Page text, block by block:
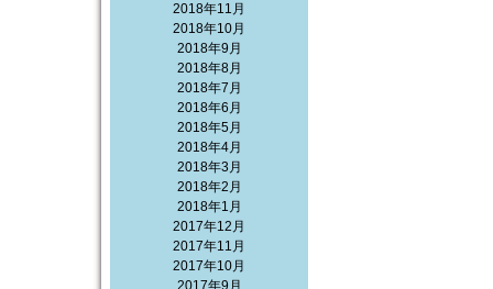
2018年11月
2018年10月
2018年9月
2018年8月
2018年7月
2018年6月
2018年5月
2018年4月
2018年3月
2018年2月
2018年1月
2017年12月
2017年11月
2017年10月
2017年9月